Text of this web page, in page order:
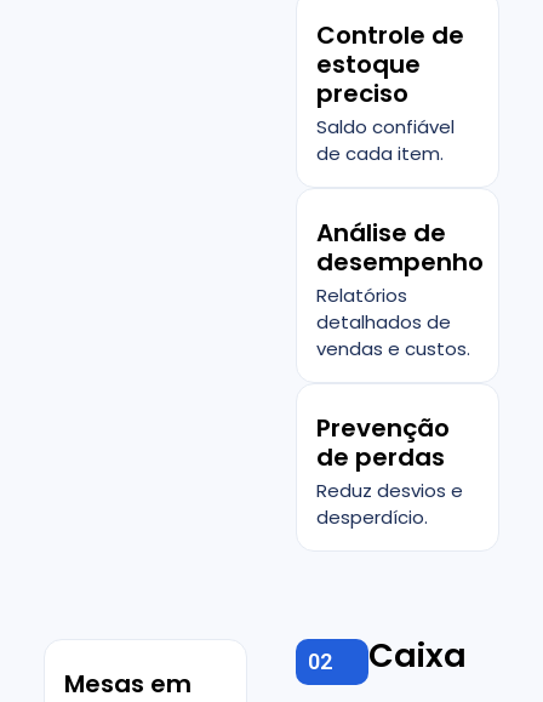
Controle de
estoque
preciso
Saldo confiável
de cada item.
Análise de
desempenho
Relatórios
detalhados de
vendas e custos.
Prevenção
de perdas
Reduz desvios e
desperdício.
Mesas em
02 Caixa